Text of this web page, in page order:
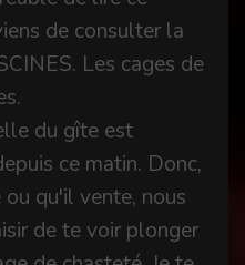
de consulter la
Les cages de
du gîte est
ce matin. Donc,
qu'il vente, nous
de te voir plonger